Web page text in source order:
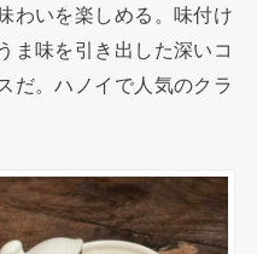
わいを楽しめる。味付け
ま味を引き出した深いコ
だ。ハノイで人気のクラ